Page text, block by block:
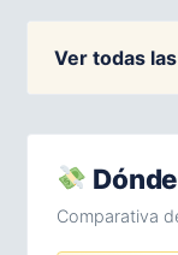
Ver todas
Comparativa